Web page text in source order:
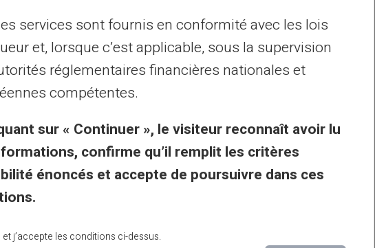
à personne, même pas à votre banque.
de cette information. Un fraudeur
de l'obtenir par téléphone. Cette
victimes chaque année.
bancaire exposent des données
identité complète apparaissent sur ces
bancaire à partir de ces
sur internet hors de votre contrôle.
services sont fournis en conformité avec les lois
et, lorsque c’est applicable, sous la supervision
réglementaires financières nationales et
compétentes.
sur « Continuer », le visiteur reconnaît avoir lu
confirme qu’il remplit les critères
énoncés et accepte de poursuivre dans ces
et j’accepte les conditions ci-dessus.